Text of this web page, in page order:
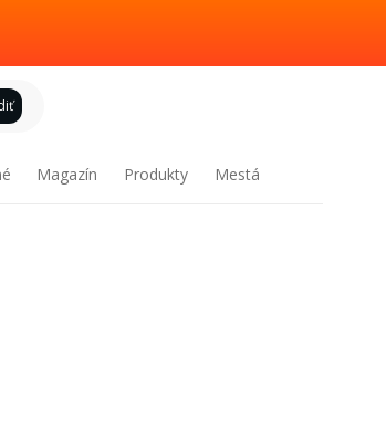
Magazín Produkty Mestá